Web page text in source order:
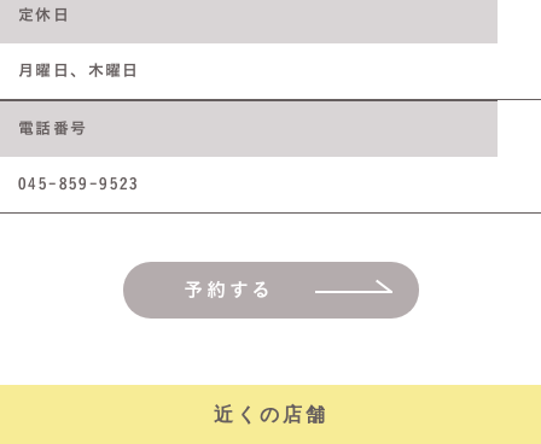
定休日
月曜日、木曜日
電話番号
045-859-9523
予約する
近くの店舗